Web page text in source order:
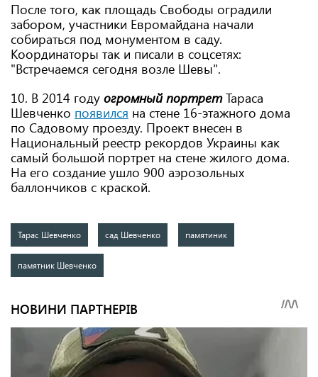
После того, как площадь Свободы оградили
забором, участники Евромайдана начали
собираться под монументом в саду.
Координаторы так и писали в соцсетях:
"Встречаемся сегодня возле Шевы".
10. В 2014 году огромный портретТараса
Шевченко появился на стене 16-этажного дома
по Садовому проезду. Проект внесен в
Национальный реестр рекордов Украины как
самый большой портрет на стене жилого дома.
На его создание ушло 900 аэрозольных
баллончиков с краской.
Тарас Шевченко сад Шевченко памятиник
памятник Шевченко